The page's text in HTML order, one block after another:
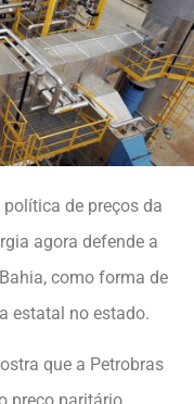
de preços da
agora defende a
como forma de
estatal no estado.
que a Petrobras